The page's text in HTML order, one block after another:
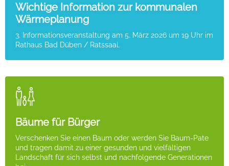
Wichtige Information zur kommunalen
Wärmeplanung
3. Informationsveranstaltung am 5. März 2026 um 19 Uhr im
Rathaus Bad Düben / Ratssaal.
Bäume für Bürger
Verschenken Sie einen Baum oder werden Sie Baum-Pate
und tragen damit zu einer gesunden und vielfältigen
Landschaft für sich selbst und nachfolgende Generationen